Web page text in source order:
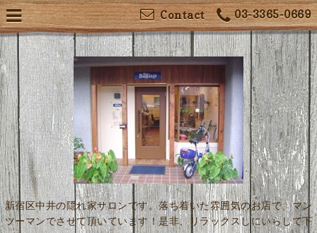
03-3365-0669
Contact
新宿区中井の隠れ家サロンです。落ち着いた雰囲気のお店で、マン
ツーマンでさせて頂いています！是非、リラックスしにいらして下